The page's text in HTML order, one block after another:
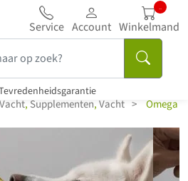
Service Account
.
Winkelmand
, Supplementen,Vacht > Omega